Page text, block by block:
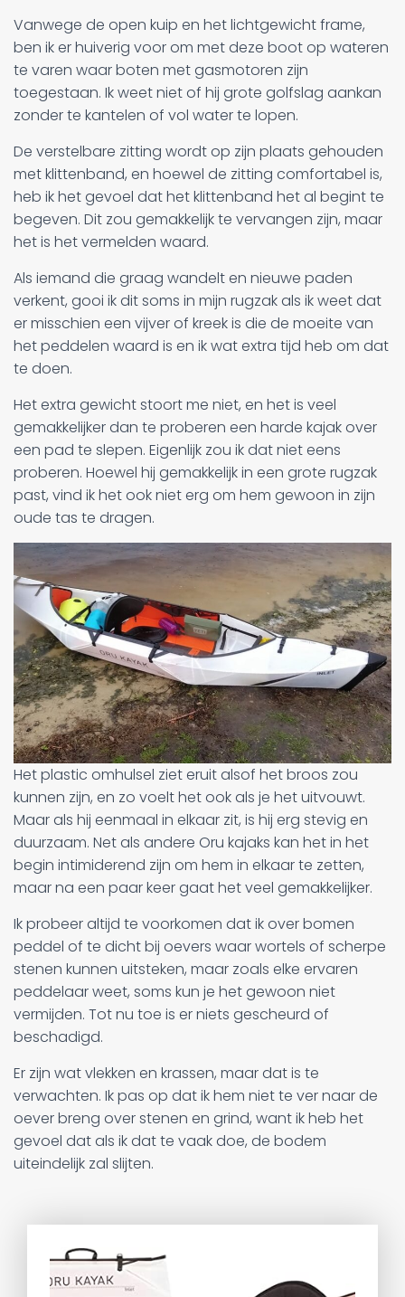
Vanwege de open kuip en het lichtgewicht frame,
ben ik er huiverig voor om met deze boot op wateren
te varen waar boten met gasmotoren zijn
toegestaan. Ik weet niet of hij grote golfslag aankan
zonder te kantelen of vol water te lopen.
De verstelbare zitting wordt op zijn plaats gehouden
met klittenband, en hoewel de zitting comfortabel is,
heb ik het gevoel dat het klittenband het al begint te
begeven. Dit zou gemakkelijk te vervangen zijn, maar
het is het vermelden waard.
Als iemand die graag wandelt en nieuwe paden
verkent, gooi ik dit soms in mijn rugzak als ik weet dat
er misschien een vijver of kreek is die de moeite van
het peddelen waard is en ik wat extra tijd heb om dat
te doen.
Het extra gewicht stoort me niet, en het is veel
gemakkelijker dan te proberen een harde kajak over
een pad te slepen. Eigenlijk zou ik dat niet eens
proberen. Hoewel hij gemakkelijk in een grote rugzak
past, vind ik het ook niet erg om hem gewoon in zijn
oude tas te dragen.
Het plastic omhulsel ziet eruit alsof het broos zou
kunnen zijn, en zo voelt het ook als je het uitvouwt.
Maar als hij eenmaal in elkaar zit, is hij erg stevig en
duurzaam. Net als andere Oru kajaks kan het in het
begin intimiderend zijn om hem in elkaar te zetten,
maar na een paar keer gaat het veel gemakkelijker.
Ik probeer altijd te voorkomen dat ik over bomen
peddel of te dicht bij oevers waar wortels of scherpe
stenen kunnen uitsteken, maar zoals elke ervaren
peddelaar weet, soms kun je het gewoon niet
vermijden. Tot nu toe is er niets gescheurd of
beschadigd.
Er zijn wat vlekken en krassen, maar dat is te
verwachten. Ik pas op dat ik hem niet te ver naar de
oever breng over stenen en grind, want ik heb het
gevoel dat als ik dat te vaak doe, de bodem
uiteindelijk zal slijten.